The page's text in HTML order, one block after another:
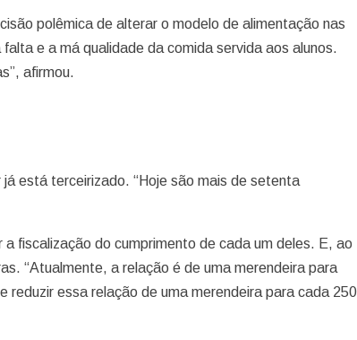
polêmica de alterar o modelo de alimentação nas
e a má qualidade da comida servida aos alunos.
afirmou.
está terceirizado. “Hoje são mais de setenta
fiscalização do cumprimento de cada um deles. E, ao
“Atualmente, a relação é de uma merendeira para
reduzir essa relação de uma merendeira para cada 250